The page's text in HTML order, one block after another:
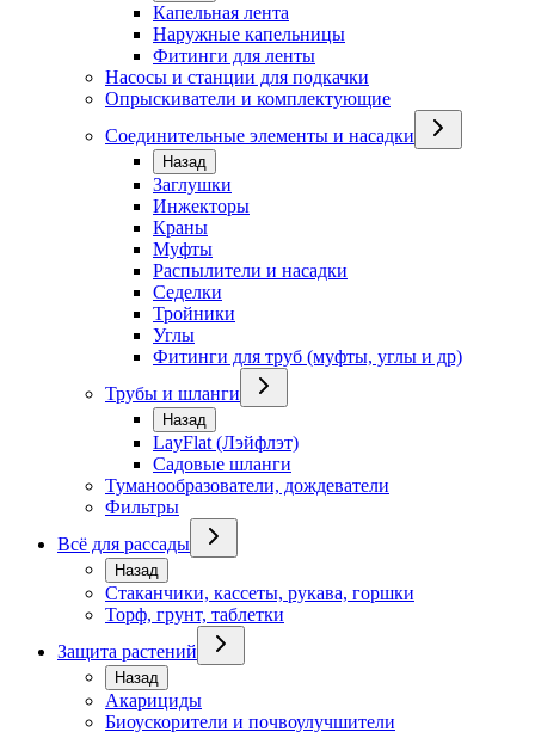
Капельная лента
Наружные капельницы
Фитинги для ленты
Насосы и станции для подкачки
Опрыскиватели и комплектующие
Соединительные элементы и насадки
Назад
Заглушки
Инжекторы
Краны
Муфты
Распылители и насадки
Седелки
Тройники
Углы
Фитинги для труб (муфты, углы и др)
Трубы и шланги
Назад
LayFlat (Лэйфлэт)
Садовые шланги
Туманообразователи, дождеватели
Фильтры
Всё для рассады
Назад
Стаканчики, кассеты, рукава, горшки
Торф, грунт, таблетки
Защита растений
Назад
Акарициды
Биоускорители и почвоулучшители